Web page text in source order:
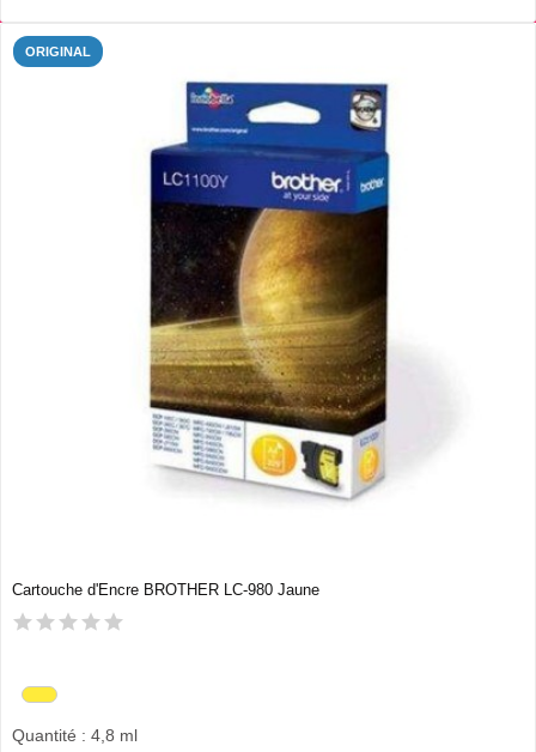
ORIGINAL
Cartouche d'Encre BROTHER LC-980 Jaune
Quantité : 4,8 ml